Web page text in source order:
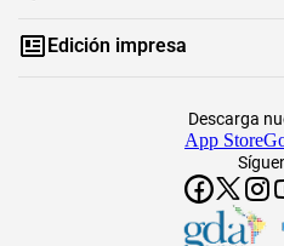
Edición impresa
Descarga
App Store